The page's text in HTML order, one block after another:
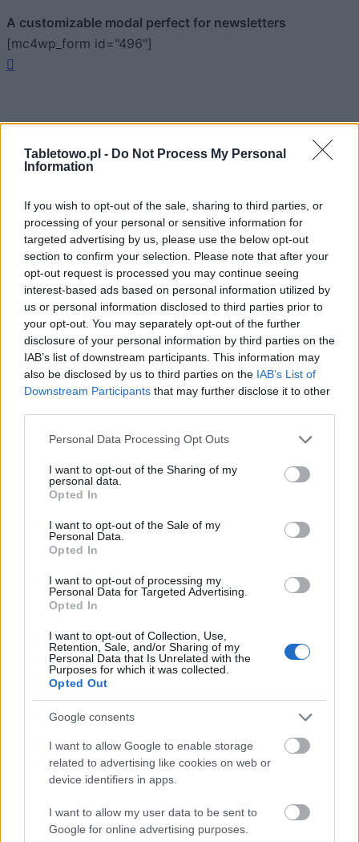
Tabletowo.pl - Do Not Process My Personal
Information
If you wish to opt-out of the sale, sharing to third parties, or
processing of your personal or sensitive information for
targeted advertising by us, please use the below opt-out
section to confirm your selection. Please note that after your
opt-out request is processed you may continue seeing
interest-based ads based on personal information utilized by
us or personal information disclosed to third parties prior to
your opt-out. You may separately opt-out of the further
disclosure of your personal information by third parties on the
IAB’s list of downstream participants. This information may
also be disclosed by us to third parties on the IAB’s List of
Downstream Participants that may further disclose it to other
Please note that this website/app uses one or more Google
not limited to your visit or usage behaviour. You may click to
grant or deny consent to Google and its third-party tags to
use your data for below specified purposes in below Google
consent section.
Personal Data Processing Opt Outs
I want to opt-out of the Sharing of my
personal data.
Opted In
I want to opt-out of the Sale of my
Personal Data.
Opted In
I want to opt-out of processing my
Personal Data for Targeted Advertising.
Opted In
I want to opt-out of Collection, Use,
Retention, Sale, and/or Sharing of my
Personal Data that Is Unrelated with the
Purposes for which it was collected.
Opted Out
Google consents
I want to allow Google to enable storage
related to advertising like cookies on web or
device identifiers in apps.
I want to allow my user data to be sent to
Google for online advertising purposes.
A customizable modal perfect for newsletters
[mc4wp_form id="496"]